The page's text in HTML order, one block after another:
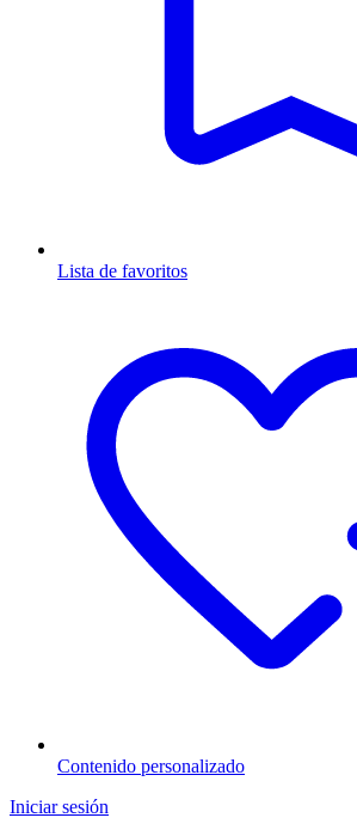
Lista de favoritos
Contenido personalizado
Iniciar sesión